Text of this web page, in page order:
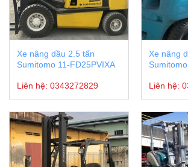
Xe nâng dầu 2.5 tấn
Sumitomo 11-FD25PVIXA
Liên hệ: 0343272829
Xe nâng
Sumitomo
Liên hệ: